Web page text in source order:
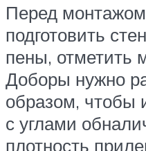
Перед
подготовить
пены, отметить
Доборы нужно
образом, чтобы
с углами
плотность